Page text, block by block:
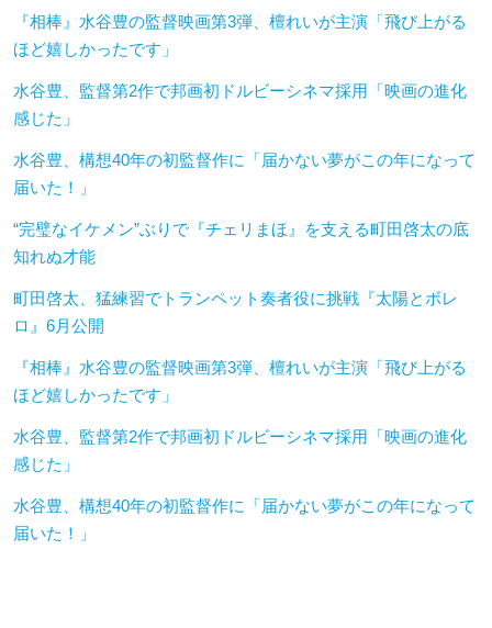
『相棒』水谷豊の監督映画第3弾、檀れいが主演「飛び上がる
ほど嬉しかったです」
水谷豊、監督第2作で邦画初ドルビーシネマ採用「映画の進化
感じた」
水谷豊、構想40年の初監督作に「届かない夢がこの年になって
届いた！」
“完璧なイケメン”ぶりで『チェリまほ』を支える町田啓太の底
知れぬ才能
町田啓太、猛練習でトランペット奏者役に挑戦『太陽とボレ
ロ』6月公開
『相棒』水谷豊の監督映画第3弾、檀れいが主演「飛び上がる
ほど嬉しかったです」
水谷豊、監督第2作で邦画初ドルビーシネマ採用「映画の進化
感じた」
水谷豊、構想40年の初監督作に「届かない夢がこの年になって
届いた！」